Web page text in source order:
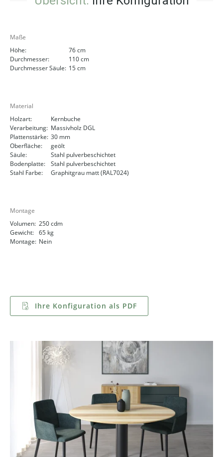
Maße
Höhe:
76 cm
Durchmesser:
110 cm
Durchmesser Säule: 15 cm
Material
Holzart:
Kernbuche
Verarbeitung: Massivholz DGL
Plattenstärke: 30 mm
Oberfläche:
geölt
Säule:
Stahl pulverbeschichtet
Bodenplatte:
Stahl pulverbeschichtet
Stahl Farbe:
Graphitgrau matt (RAL7024)
Montage
Volumen: 250 cdm
Gewicht: 65 kg
Montage: Nein
Ihre Konfiguration als PDF